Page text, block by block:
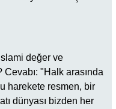
değer ve
"Halk arasında
harekete resmen, bir
dünyası bizden her